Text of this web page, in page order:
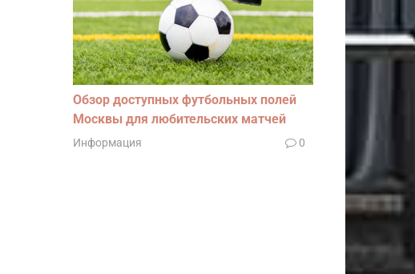
Обзор доступных футбольных полей
Москвы для любительских матчей
Информация 0